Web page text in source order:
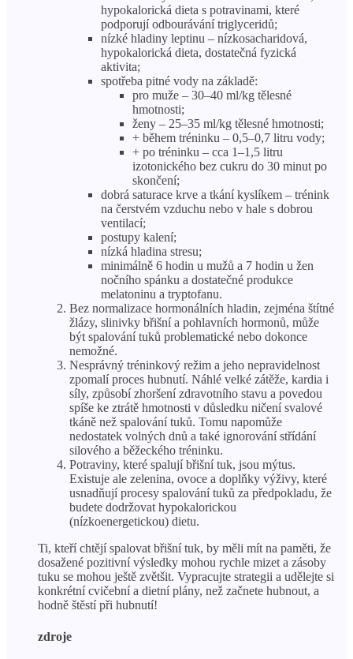
hypokalorická dieta s potravinami, které
podporují odbourávání triglyceridů;
nízké hladiny leptinu – nízkosacharidová,
hypokalorická dieta, dostatečná fyzická
aktivita;
spotřeba pitné vody na základě:
pro muže – 30–40 ml/kg tělesné
hmotnosti;
ženy – 25–35 ml/kg tělesné hmotnosti;
+ během tréninku – 0,5–0,7 litru vody;
+ po tréninku – cca 1–1,5 litru
izotonického bez cukru do 30 minut po
skončení;
dobrá saturace krve a tkání kyslíkem – trénink
na čerstvém vzduchu nebo v hale s dobrou
ventilací;
postupy kalení;
nízká hladina stresu;
minimálně 6 hodin u mužů a 7 hodin u žen
nočního spánku a dostatečné produkce
melatoninu a tryptofanu.
Bez normalizace hormonálních hladin, zejména štítné
žlázy, slinivky břišní a pohlavních hormonů, může
být spalování tuků problematické nebo dokonce
nemožné.
Nesprávný tréninkový režim a jeho nepravidelnost
zpomalí proces hubnutí. Náhlé velké zátěže, kardia i
síly, způsobí zhoršení zdravotního stavu a povedou
spíše ke ztrátě hmotnosti v důsledku ničení svalové
tkáně než spalování tuků. Tomu napomůže
nedostatek volných dnů a také ignorování střídání
silového a běžeckého tréninku.
Potraviny, které spalují břišní tuk, jsou mýtus.
Existuje ale zelenina, ovoce a doplňky výživy, které
usnadňují procesy spalování tuků za předpokladu, že
budete dodržovat hypokalorickou
(nízkoenergetickou) dietu.
Ti, kteří chtějí spalovat břišní tuk, by měli mít na paměti, že
dosažené pozitivní výsledky mohou rychle mizet a zásoby
tuku se mohou ještě zvětšit. Vypracujte strategii a udělejte si
konkrétní cvičební a dietní plány, než začnete hubnout, a
hodně štěstí při hubnutí!
zdroje